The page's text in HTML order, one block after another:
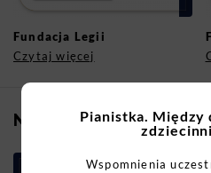
Fundacja Legii
Czytaj więcej
NAUCZYCIELPianistka. Między
Wspomnienia